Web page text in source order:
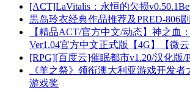
[ACT]LaVitalis：永恒的欠损
黒岛玲衣经典作品推荐及PRED-806
【精品ACT/官方中文/动态】神之血
Ver1.04官方中文正式版【4G】【微云
[RPG][百度云]催眠都市v1.20/汉化版/
《羊之祭》领衔澳大利亚游戏开发
游戏奖